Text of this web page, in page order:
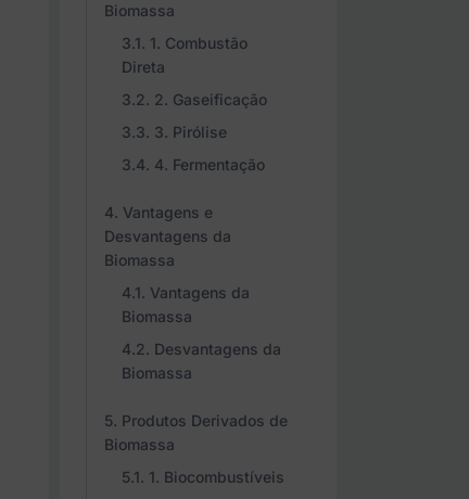
Biomassa
1. Combustão
Direta
2. Gaseificação
3. Pirólise
4. Fermentação
Vantagens e
Desvantagens da
Biomassa
Vantagens da
Biomassa
Desvantagens da
Biomassa
Produtos Derivados de
Biomassa
1. Biocombustíveis